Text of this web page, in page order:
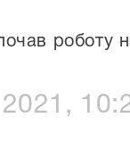
роботу